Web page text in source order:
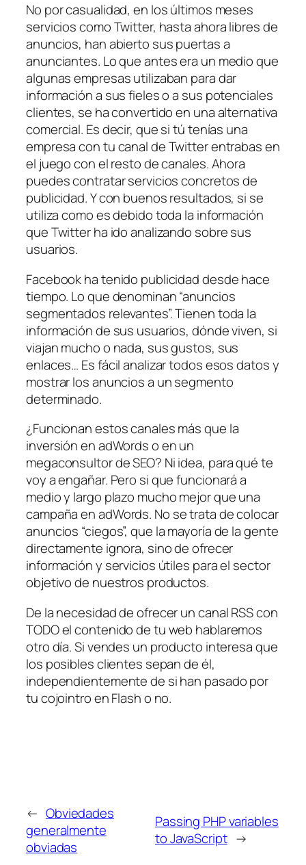
No por casualidad, en los últimos meses
servicios como Twitter, hasta ahora libres de
anuncios, han abierto sus puertas a
anunciantes. Lo que antes era un medio que
algunas empresas utilizaban para dar
información a sus fieles o a sus potenciales
clientes, se ha convertido en una alternativa
comercial. Es decir, que si tú tenías una
empresa con tu canal de Twitter entrabas en
el juego con el resto de canales. Ahora
puedes contratar servicios concretos de
publicidad. Y con buenos resultados, si se
utiliza como es debido toda la información
que Twitter ha ido analizando sobre sus
usuarios.
Facebook ha tenido publicidad desde hace
tiempo. Lo que denominan “anuncios
segmentados relevantes”. Tienen toda la
información de sus usuarios, dónde viven, si
viajan mucho o nada, sus gustos, sus
enlaces… Es fácil analizar todos esos datos y
mostrar los anuncios a un segmento
determinado.
¿Funcionan estos canales más que la
inversión en adWords o en un
megaconsultor de SEO? Ni idea, para qué te
voy a engañar. Pero si que funcionará a
medio y largo plazo mucho mejor que una
campaña en adWords. No se trata de colocar
anuncios “ciegos”, que la mayoría de la gente
directamente ignora, sino de ofrecer
información y servicios útiles para el sector
objetivo de nuestros productos.
De la necesidad de ofrecer un canal RSS con
TODO el contenido de tu web hablaremos
otro día. Si vendes un producto interesa que
los posibles clientes sepan de él,
independientemente de si han pasado por
tu cojointro en Flash o no.
← Obviedades
generalmente
obviadas
Passing PHP variables
to JavaScript →